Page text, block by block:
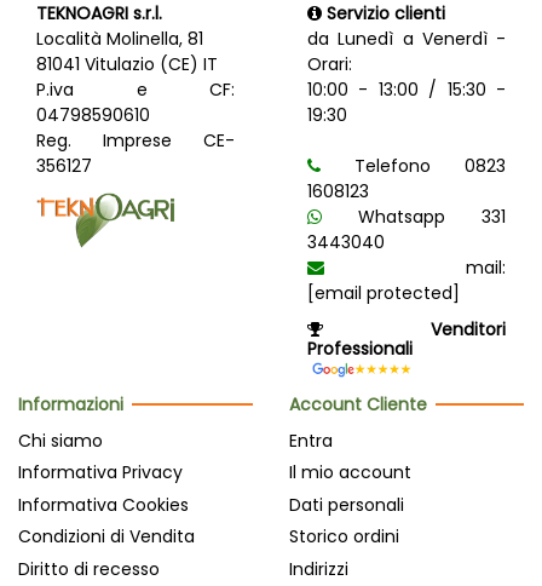
TEKNOAGRI s.r.l.
Località Molinella, 81
81041 Vitulazio (CE) IT
P.iva e CF:
04798590610
Reg. Imprese CE-
356127
Servizio clienti
da Lunedì a Venerdì -
Orari:
10:00 - 13:00 / 15:30 -
19:30
Telefono 0823
1608123
Whatsapp 331
3443040
mail:
[email protected]
Venditori
Professionali
Informazioni
Chi siamo
Informativa Privacy
Informativa Cookies
Condizioni di Vendita
Diritto di recesso
Account Cliente
Entra
Il mio account
Dati personali
Storico ordini
Indirizzi